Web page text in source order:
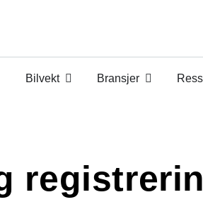
Bilvekt Bransjer